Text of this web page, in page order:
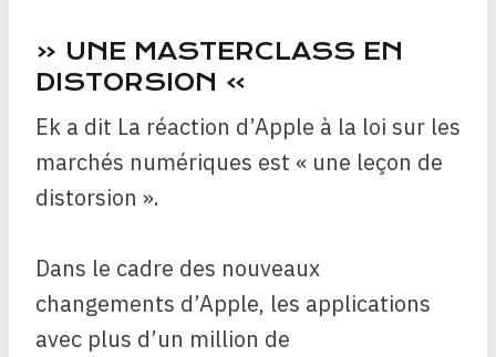
« UNE MASTERCLASS EN
DISTORSION »
Ek a dit La réaction d’Apple à la loi sur les
marchés numériques est « une leçon de
distorsion ».
Dans le cadre des nouveaux
changements d’Apple, les applications
avec plus d’un million de